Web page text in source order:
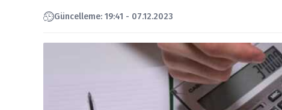
Gizlilik
Kullanım
Künye
İletişim
Güncelleme: 19:41 - 07.12.2023